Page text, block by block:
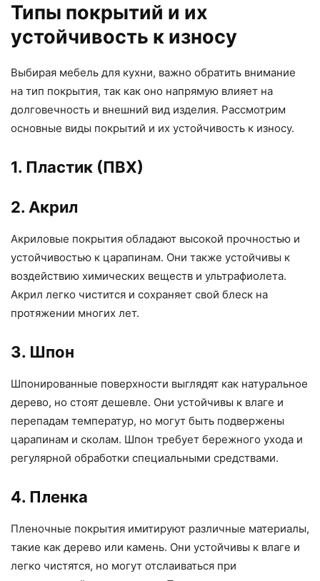
Типы покрытий и их
устойчивость к износу
Выбирая мебель для кухни, важно обратить внимание
на тип покрытия, так как оно напрямую влияет на
долговечность и внешний вид изделия. Рассмотрим
основные виды покрытий и их устойчивость к износу.
1. Пластик (ПВХ)
2. Акрил
Акриловые покрытия обладают высокой прочностью и
устойчивостью к царапинам. Они также устойчивы к
воздействию химических веществ и ультрафиолета.
Акрил легко чистится и сохраняет свой блеск на
протяжении многих лет.
3. Шпон
Шпонированные поверхности выглядят как натуральное
дерево, но стоят дешевле. Они устойчивы к влаге и
перепадам температур, но могут быть подвержены
царапинам и сколам. Шпон требует бережного ухода и
регулярной обработки специальными средствами.
4. Пленка
Пленочные покрытия имитируют различные материалы,
такие как дерево или камень. Они устойчивы к влаге и
легко чистятся, но могут отслаиваться при